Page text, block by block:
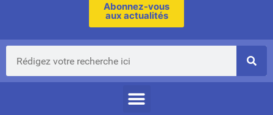
Abonnez-vous
aux actualités